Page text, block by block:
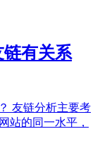
链有关系
友链分析主要考
站的同一水平，